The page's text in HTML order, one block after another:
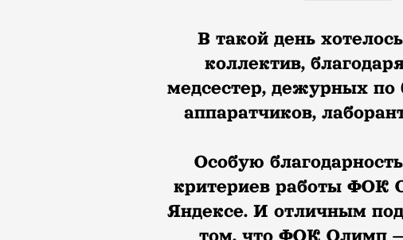
В такой день
коллектив,
медсестер, дежурных по
аппаратчиков,
Особую
критериев работы ФОК
Яндексе. И отличным
том, что ФОК Олимп